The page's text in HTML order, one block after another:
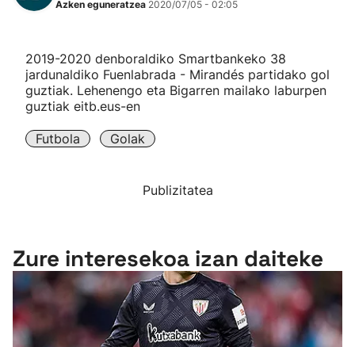
Atletismoa
Mendi-lasterketak
Kirol gehiago
"Helmuga"
Azken eguneratzea 2020/07/05 - 02:05
2019-2020 denboraldiko Smartbankeko 38
jardunaldiko Fuenlabrada - Mirandés partidako gol
guztiak. Lehenengo eta Bigarren mailako laburpen
guztiak eitb.eus-en
Futbola Golak
Publizitatea
Zure interesekoa izan daiteke